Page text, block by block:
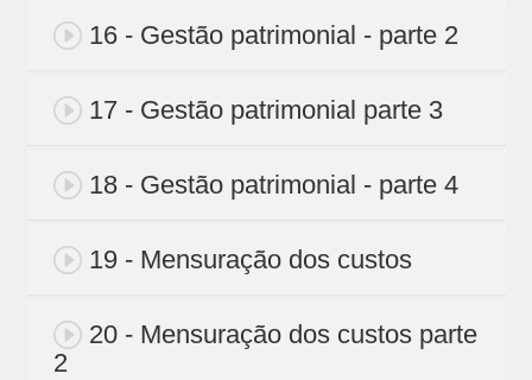
16 - Gestão patrimonial - parte 2
17 - Gestão patrimonial parte 3
18 - Gestão patrimonial - parte 4
19 - Mensuração dos custos
20 - Mensuração dos custos parte
2